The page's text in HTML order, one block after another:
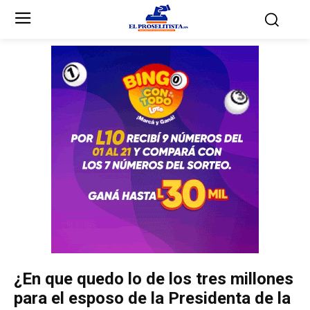
Partidos Políticos
Partido Liberal
Unificación Democrática
Anticorrupción
Partidos Políticos
Partido Liberal
Unificación Democrática
Anticorrupción
¿En que quedo lo de los tres millones
para el esposo de la Presidenta de la